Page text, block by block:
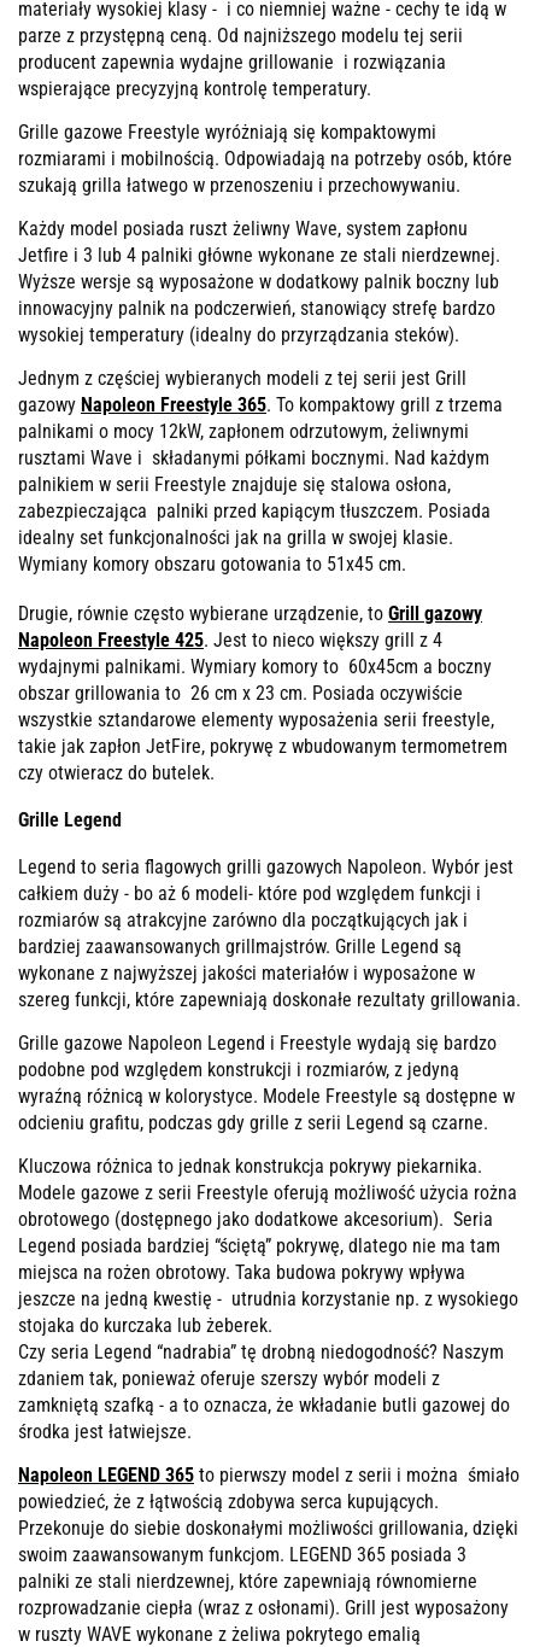
materiały wysokiej klasy - i co niemniej ważne - cechy te idą w
parze z przystępną ceną. Od najniższego modelu tej serii
producent zapewnia wydajne grillowanie i rozwiązania
wspierające precyzyjną kontrolę temperatury.
Grille gazowe Freestyle wyróżniają się kompaktowymi
rozmiarami i mobilnością. Odpowiadają na potrzeby osób, które
szukają grilla łatwego w przenoszeniu i przechowywaniu.
Każdy model posiada ruszt żeliwny Wave, system zapłonu
Jetfire i 3 lub 4 palniki główne wykonane ze stali nierdzewnej.
Wyższe wersje są wyposażone w dodatkowy palnik boczny lub
innowacyjny palnik na podczerwień, stanowiący strefę bardzo
wysokiej temperatury (idealny do przyrządzania steków).
Jednym z częściej wybieranych modeli z tej serii jest Grill
gazowy Napoleon Freestyle 365. To kompaktowy grill z trzema
palnikami o mocy 12kW, zapłonem odrzutowym, żeliwnymi
rusztami Wave i składanymi półkami bocznymi. Nad każdym
palnikiem w serii Freestyle znajduje się stalowa osłona,
zabezpieczająca palniki przed kapiącym tłuszczem. Posiada
idealny set funkcjonalności jak na grilla w swojej klasie.
Wymiany komory obszaru gotowania to 51x45 cm.
Drugie, równie często wybierane urządzenie, to Grill gazowy
Napoleon Freestyle 425. Jest to nieco większy grill z 4
wydajnymi palnikami. Wymiary komory to 60x45cm a boczny
obszar grillowania to 26 cm x 23 cm. Posiada oczywiście
wszystkie sztandarowe elementy wyposażenia serii freestyle,
takie jak zapłon JetFire, pokrywę z wbudowanym termometrem
czy otwieracz do butelek.
Grille Legend
Legend to seria flagowych grilli gazowych Napoleon. Wybór jest
całkiem duży - bo aż 6 modeli- które pod względem funkcji i
rozmiarów są atrakcyjne zarówno dla początkujących jak i
bardziej zaawansowanych grillmajstrów. Grille Legend są
wykonane z najwyższej jakości materiałów i wyposażone w
szereg funkcji, które zapewniają doskonałe rezultaty grillowania.
Grille gazowe Napoleon Legend i Freestyle wydają się bardzo
podobne pod względem konstrukcji i rozmiarów, z jedyną
wyraźną różnicą w kolorystyce. Modele Freestyle są dostępne w
odcieniu grafitu, podczas gdy grille z serii Legend są czarne.
Kluczowa różnica to jednak konstrukcja pokrywy piekarnika.
Modele gazowe z serii Freestyle oferują możliwość użycia rożna
obrotowego (dostępnego jako dodatkowe akcesorium). Seria
Legend posiada bardziej “ściętą” pokrywę, dlatego nie ma tam
miejsca na rożen obrotowy. Taka budowa pokrywy wpływa
jeszcze na jedną kwestię - utrudnia korzystanie np. z wysokiego
stojaka do kurczaka lub żeberek.
Czy seria Legend “nadrabia” tę drobną niedogodność? Naszym
zdaniem tak, ponieważ oferuje szerszy wybór modeli z
zamkniętą szafką - a to oznacza, że wkładanie butli gazowej do
środka jest łatwiejsze.
Napoleon LEGEND 365 to pierwszy model z serii i można śmiało
powiedzieć, że z łątwością zdobywa serca kupujących.
Przekonuje do siebie doskonałymi możliwości grillowania, dzięki
swoim zaawansowanym funkcjom. LEGEND 365 posiada 3
palniki ze stali nierdzewnej, które zapewniają równomierne
rozprowadzanie ciepła (wraz z osłonami). Grill jest wyposażony
w ruszty WAVE wykonane z żeliwa pokrytego emalią